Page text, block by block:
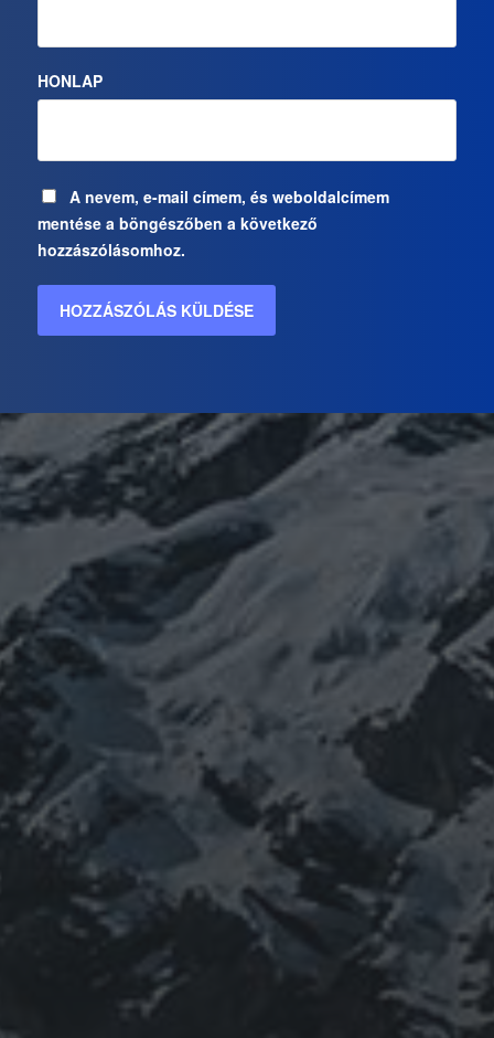
HONLAP
A nevem, e-mail címem, és weboldalcímem
mentése a böngészőben a következő
hozzászólásomhoz.